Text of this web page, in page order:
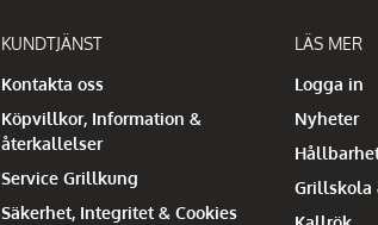
KUNDTJÄNST
Kontakta oss
Köpvillkor, Information &
återkallelser
Service Grillkung
Säkerhet, Integritet & Cookies
LÄS MER
Logga in
Nyheter
Grillskola